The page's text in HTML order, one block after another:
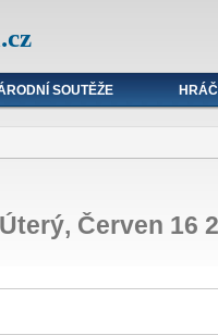
SOUTĚŽE
Úterý, Červen 16